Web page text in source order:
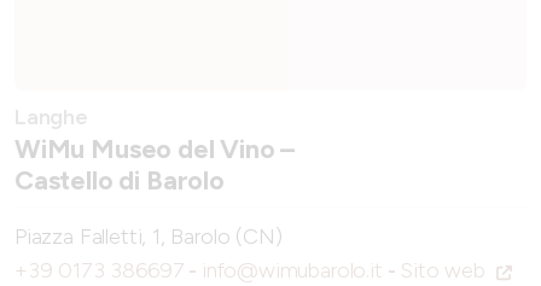
Langhe
WiMu Museo del Vino –
Castello di Barolo
Piazza Falletti, 1, Barolo (CN)
+39 0173 386697 - info@wimubarolo.it - Sito web